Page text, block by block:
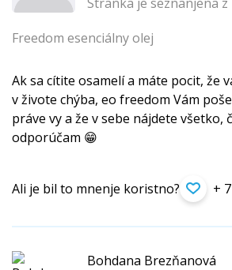
Freedom esenciálny olej
Ak sa cítite osamelí a máte pocit, že
v živote chýba, eo freedom Vám
práve vy a že v sebe nájdete všetko,
odporúčam 😁
Ali je bil to mnenje koristno? + 7
Bohdana Brezňanová